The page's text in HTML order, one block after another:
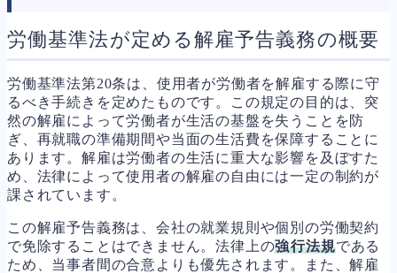
労働基準法が定める解雇予告義務の概要
労働基準法第20条は、使用者が労働者を解雇する際に守
るべき手続きを定めたものです。この規定の目的は、突
然の解雇によって労働者が生活の基盤を失うことを防
ぎ、再就職の準備期間や当面の生活費を保障することに
あります。解雇は労働者の生活に重大な影響を及ぼすた
め、法律によって使用者の解雇の自由には一定の制約が
課されています。
この解雇予告義務は、会社の就業規則や個別の労働契約
で免除することはできません。法律上の強行法規である
ため、当事者間の合意よりも優先されます。また、解雇